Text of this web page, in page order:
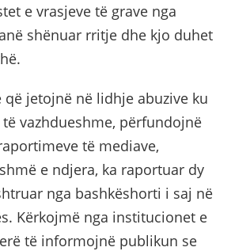
e vrasjeve të grave nga
shënuar rritje dhe kjo duhet
që jetojnë në lidhje abuzive ku
vazhdueshme, përfundojnë
të mediave,
e ndjera, ka raportuar dy
nga bashkëshorti i saj në
Kërkojmë nga institucionet e
të informojnë publikun se